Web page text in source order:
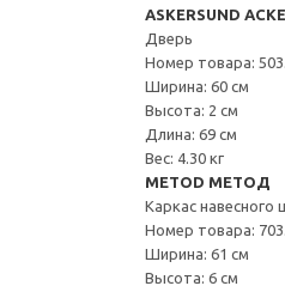
ASKERSUND
Дверь
Номер товара:
Ширина: 60 см
Высота: 2 см
Длина: 69 см
Вес: 4.30 кг
METOD МЕТОД
Каркас навесного
Номер товара:
Ширина: 61 см
Высота: 6 см